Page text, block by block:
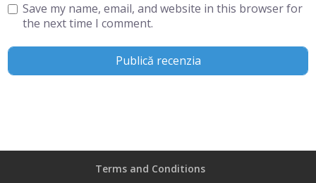
Save my name, email, and website in this browser for
the next time I comment.
Terms and Conditions